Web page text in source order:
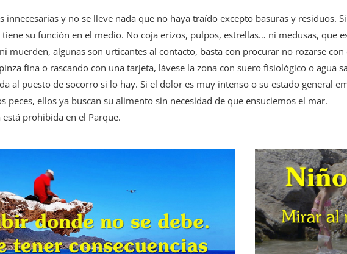
innecesarias y no se lleve nada que no haya traído excepto basuras y residuos.
tiene su función en el medio. No coja erizos, pulpos, estrellas… ni medusas, que
muerden, algunas son urticantes al contacto, basta con procurar no rozarse
fina o rascando con una tarjeta, lávese la zona con suero fisiológico o agua
al puesto de socorro si lo hay. Si el dolor es muy intenso o su estado general
peces, ellos ya buscan su alimento sin necesidad de que ensuciemos el mar.
prohibida en el Parque.